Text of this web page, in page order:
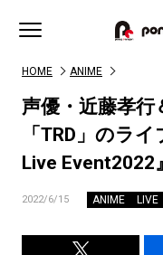
HOME ANIME
声優・近藤孝行
「TRD」のラ
Live Event2022
2022/6/15 ANIME LIVE